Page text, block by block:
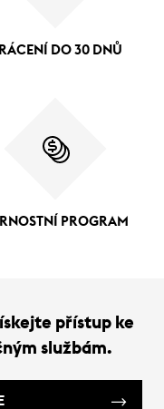
DO 30 DNŮ
PROGRAM
přístup ke
službám.